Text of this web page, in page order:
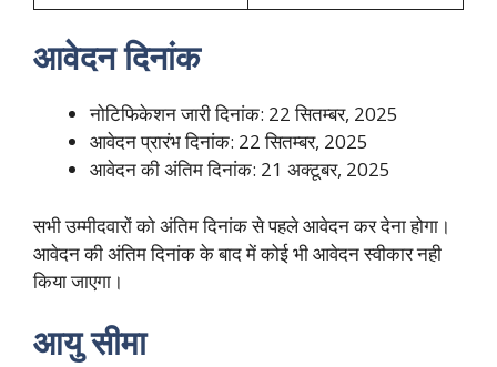
आवेदन दिनांक
नोटिफिकेशन जारी दिनांक: 22 सितम्बर, 2025
आवेदन प्रारंभ दिनांक: 22 सितम्बर, 2025
आवेदन की अंतिम दिनांक: 21 अक्टूबर, 2025
सभी उम्मीदवारों को अंतिम दिनांक से पहले आवेदन कर देना होगा।
आवेदन की अंतिम दिनांक के बाद में कोई भी आवेदन स्वीकार नही
किया जाएगा।
आयु सीमा